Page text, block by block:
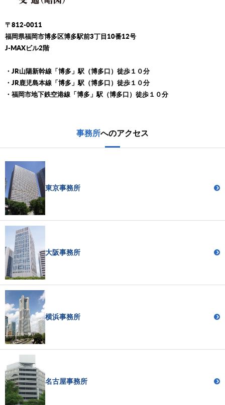
〒812-0011
福岡県福岡市博多区博多駅前3丁目10番12号
J-MAXビル2階
・JR山陽新幹線「博多」駅（博多口）徒歩１０分
・JR鹿児島本線「博多」駅（博多口）徒歩１０分
・福岡市地下鉄空港線「博多」駅（博多口）徒歩１０分
事務所へのアクセス
東京事務所
大阪事務所
横浜事務所
名古屋事務所